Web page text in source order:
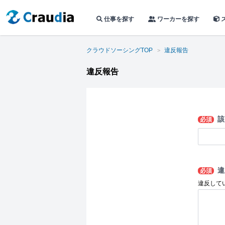
仕事を探す ワーカーを探す
クラウドソーシングTOP 違反報告
違反報告
必須
必須
違反して